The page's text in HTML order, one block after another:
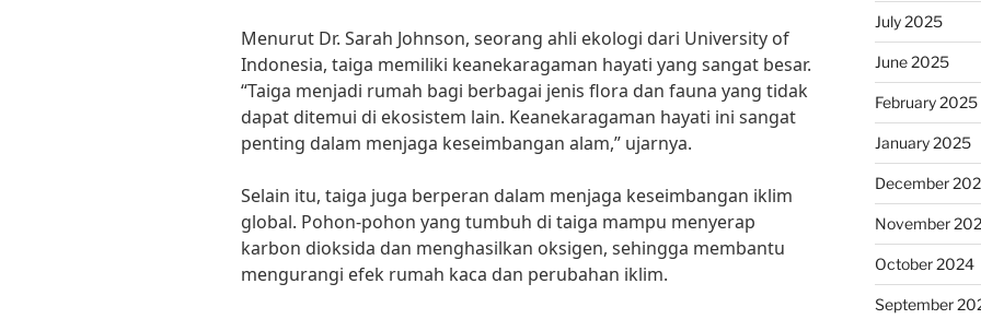
Menurut Dr. Sarah Johnson, seorang ahli ekologi dari University of
Indonesia, taiga memiliki keanekaragaman hayati yang sangat besar.
“Taiga menjadi rumah bagi berbagai jenis flora dan fauna yang tidak
dapat ditemui di ekosistem lain. Keanekaragaman hayati ini sangat
penting dalam menjaga keseimbangan alam,” ujarnya.
Selain itu, taiga juga berperan dalam menjaga keseimbangan iklim
global. Pohon-pohon yang tumbuh di taiga mampu menyerap
karbon dioksida dan menghasilkan oksigen, sehingga membantu
mengurangi efek rumah kaca dan perubahan iklim.
July 2025
June 2025
February 2025
January 2025
December
November
October 2024
September